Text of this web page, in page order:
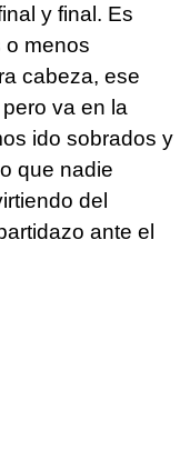
y final. Es
o menos
cabeza, ese
va en la
ido sobrados y
que nadie
del
ante el